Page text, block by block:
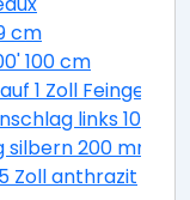
cm
100 cm
1 Zoll
links 100 x
200 mm 11-
Zoll anthrazit